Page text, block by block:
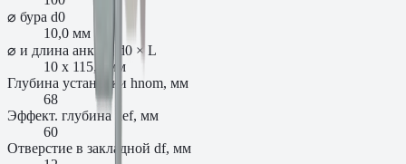
⌀ бура d0
10,0 мм
⌀ и длина анкера d0 × L
10 x 115,0 мм
Глубина установки hnom, мм
68
Эффект. глубина hef, мм
60
Отверстие в закладной df, мм